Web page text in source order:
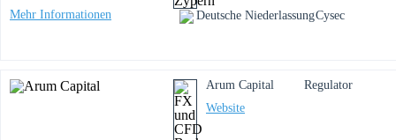
Mehr Informationen Deutsche NiederlassungCysec
Arum Capital
Website
Regulator